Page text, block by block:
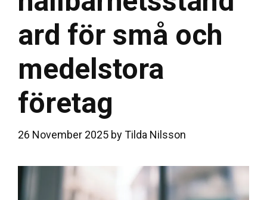
ard för små och
medelstora
företag
26 November 2025 byTilda Nilsson